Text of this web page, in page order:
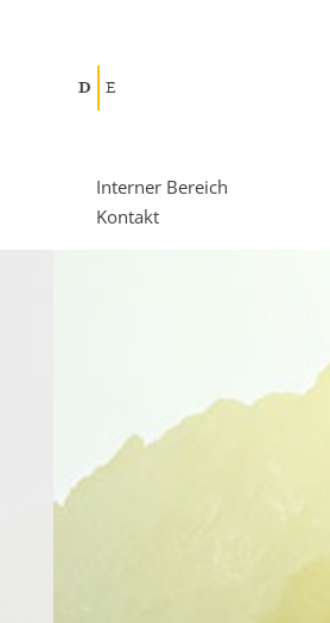
D E
Interner Bereich
Kontakt